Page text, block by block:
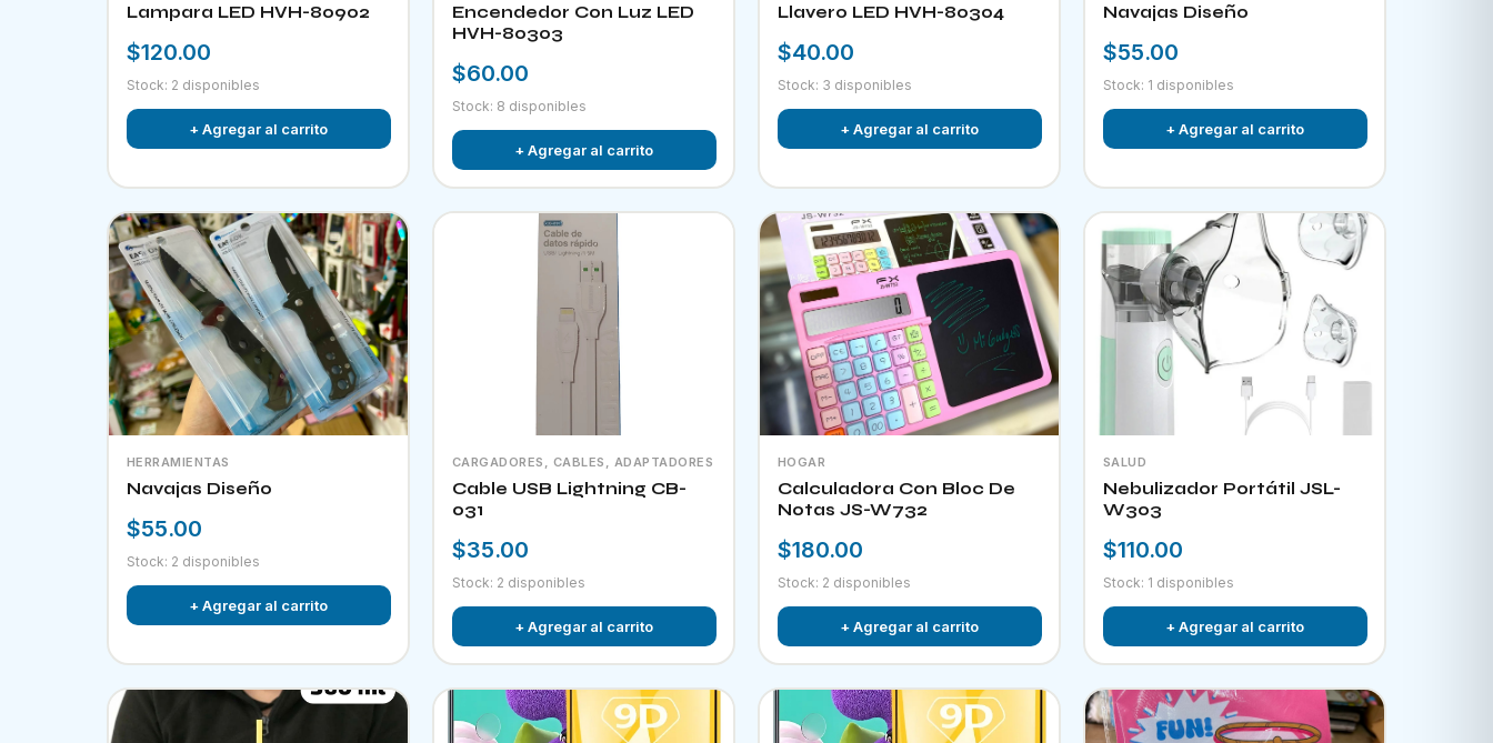
Lampara LED HVH-80902
$120.00
Stock: 2 disponibles
+ Agregar al carrito
Encendedor Con Luz LED
HVH-80303
$60.00
Stock: 8 disponibles
+ Agregar al carrito
Llavero LED HVH-80304
$40.00
Stock: 3 disponibles
+ Agregar al carrito
Navajas Diseño
$55.00
Stock: 1 disponibles
+ Agregar al carrito
HERRAMIENTAS
Navajas Diseño
$55.00
Stock: 2 disponibles
+ Agregar al carrito
CARGADORES, CABLES, ADAPTADORES
Cable USB Lightning CB-
031
$35.00
Stock: 2 disponibles
+ Agregar al carrito
HOGAR
Calculadora Con Bloc De
Notas JS-W732
$180.00
Stock: 2 disponibles
+ Agregar al carrito
SALUD
Nebulizador Portátil JSL-
W303
$110.00
Stock: 1 disponibles
+ Agregar al carrito